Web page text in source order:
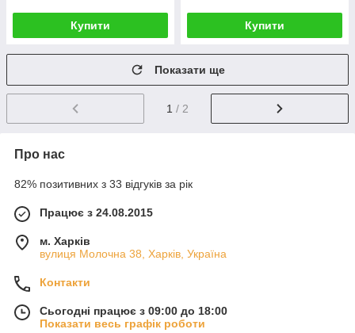
Купити Купити
Показати ще
1 / 2
Про нас
82% позитивних з 33 відгуків за рік
Працює з 24.08.2015
м. Харків
вулиця Молочна 38, Харків, Україна
Контакти
Сьогодні працює з 09:00 до 18:00
Показати весь графік роботи